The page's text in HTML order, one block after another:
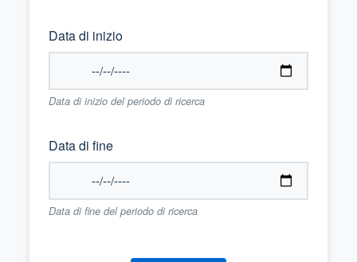
Data di inizio
Data di inizio del periodo di ricerca
Data di fine
Data di fine del periodo di ricerca